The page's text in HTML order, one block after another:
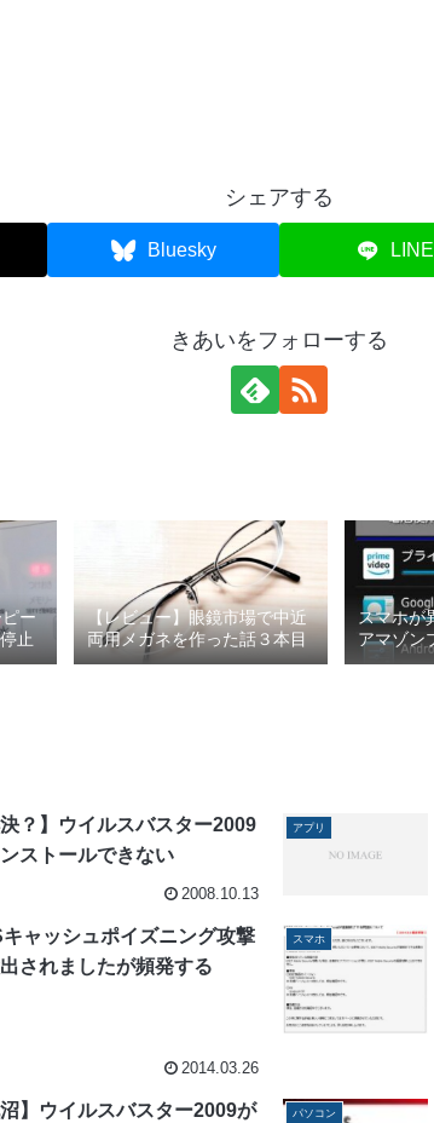
シェアする
Bluesky LINE
きあいをフォローする
ー
止
【レビュー】眼鏡市場で中近
両用メガネを作った話３本目
スマホが
アマゾン
た
決？】ウイルスバスター2009
ストールできない
2008.10.13
アプリ
キャッシュポイズニング攻撃
されましたが頻発する
2014.03.26
スマホ
沼】ウイルスバスター2009が
パソコン